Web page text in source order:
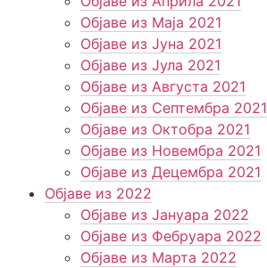
Објаве из Маја 2021
Објаве из Јуна 2021
Објаве из Јула 2021
Објаве из Августа 2021
Објаве из Септембра 2021
Објаве из Октобра 2021
Објаве из Новембра 2021
Објаве из Децембра 2021
Објаве из 2022
Објаве из Јануара 2022
Објаве из Фебруара 2022
Објаве из Марта 2022